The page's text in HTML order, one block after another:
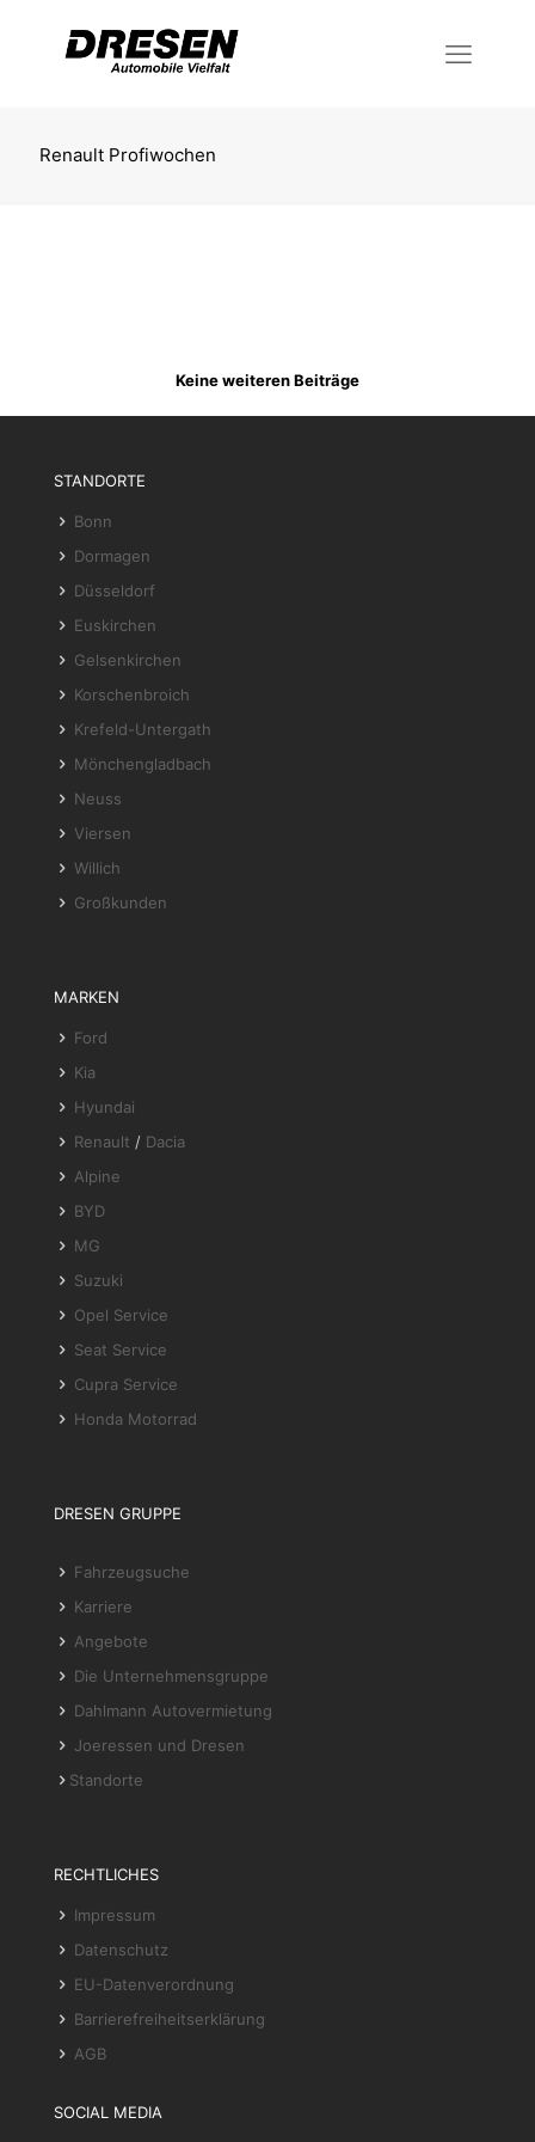
Renault Profiwochen
Keine weiteren Beiträge
STANDORTE
Bonn
Dormagen
Düsseldorf
Euskirchen
Gelsenkirchen
Korschenbroich
Krefeld-Untergath
Mönchengladbach
Neuss
Viersen
Willich
Großkunden
MARKEN
Ford
Kia
Hyundai
Renault / Dacia
Alpine
BYD
MG
Suzuki
Opel Service
Seat Service
Cupra Service
Honda Motorrad
DRESEN GRUPPE
Fahrzeugsuche
Karriere
Angebote
Die Unternehmensgruppe
Dahlmann Autovermietung
Joeressen und Dresen
Standorte
RECHTLICHES
Impressum
Datenschutz
EU-Datenverordnung
Barrierefreiheitserklärung
AGB
SOCIAL MEDIA